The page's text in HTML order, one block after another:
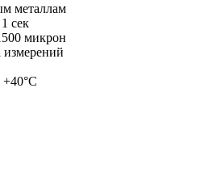
металлам
сек
микрон
измерений
+40°C